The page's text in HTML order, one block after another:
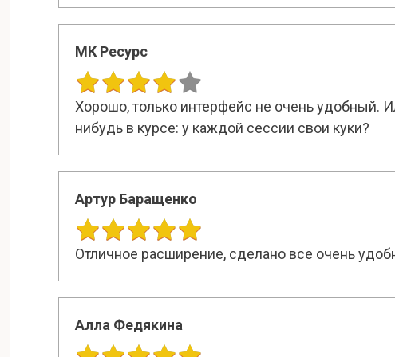
МК Ресурс
Хорошо, только интерфейс не очень удобный.
нибудь в курсе: у каждой сессии свои куки?
Артур Баращенко
Отличное расширение, сделано все очень
Алла Федякина